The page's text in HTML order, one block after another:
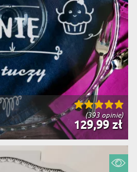
(393 opinie)
129,99 zł